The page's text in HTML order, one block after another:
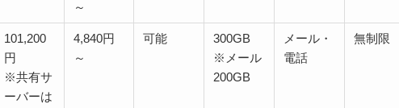
～
101,200
円
※共有サ
ーバーは
4,840円
～
可能
300GB
※メール
200GB
メール・
電話
無制限